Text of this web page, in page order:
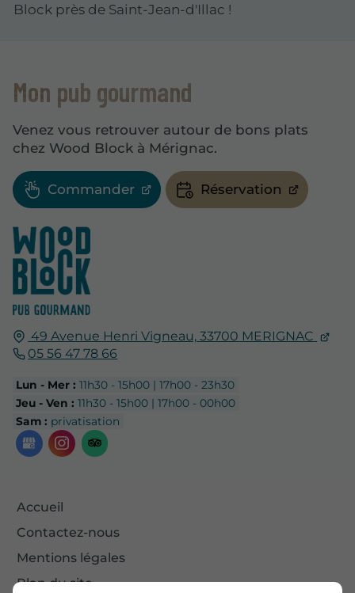
Block près de Saint-Jean-d'Illac !
49 Avenue Henri Vigneau, 33700 MERIGNAC
05 56 47 78 66
Lun - Mer : 11h30 - 15h00 | 17h00 - 23h30
Jeu - Ven : 11h30 - 15h00 | 17h00 - 00h00
Sam : privatisation
Accueil
Contactez-nous
Mentions légales
Plan du site
Mon pub gourmand
Venez vous retrouver autour de bons plats
chez Wood Block à Mérignac.
Commander Réservation